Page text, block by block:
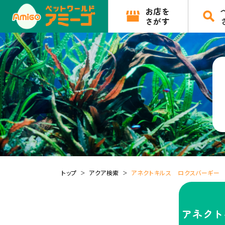
お店を
さがす
トップ アクア検索 アネクトキルス ロクスバーギー
アネク